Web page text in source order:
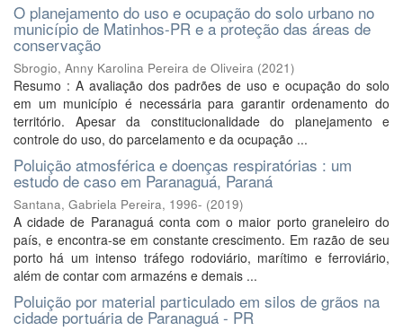
O planejamento do uso e ocupação do solo urbano no
município de Matinhos-PR e a proteção das áreas de
conservação
Sbrogio, Anny Karolina Pereira de Oliveira (2021)
Resumo : A avaliação dos padrões de uso e ocupação do solo
em um município é necessária para garantir ordenamento do
território. Apesar da constitucionalidade do planejamento e
controle do uso, do parcelamento e da ocupação ...
Poluição atmosférica e doenças respiratórias : um
estudo de caso em Paranaguá, Paraná
Santana, Gabriela Pereira, 1996- (2019)
A cidade de Paranaguá conta com o maior porto graneleiro do
país, e encontra-se em constante crescimento. Em razão de seu
porto há um intenso tráfego rodoviário, marítimo e ferroviário,
além de contar com armazéns e demais ...
Poluição por material particulado em silos de grãos na
cidade portuária de Paranaguá - PR